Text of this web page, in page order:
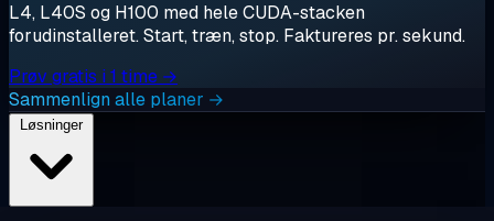
L4, L40S og H100 med hele CUDA-stacken
forudinstalleret. Start, træn, stop. Faktureres pr. sekund.
Prøv gratis i 1 time →
Sammenlign alle planer →
Løsninger